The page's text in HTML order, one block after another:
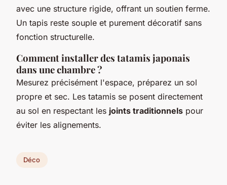
avec une structure rigide, offrant un soutien ferme.
Un tapis reste souple et purement décoratif sans
fonction structurelle.
Comment installer des tatamis japonais
dans une chambre ?
Mesurez précisément l'espace, préparez un sol
propre et sec. Les tatamis se posent directement
au sol en respectant les joints traditionnels pour
éviter les alignements.
Déco